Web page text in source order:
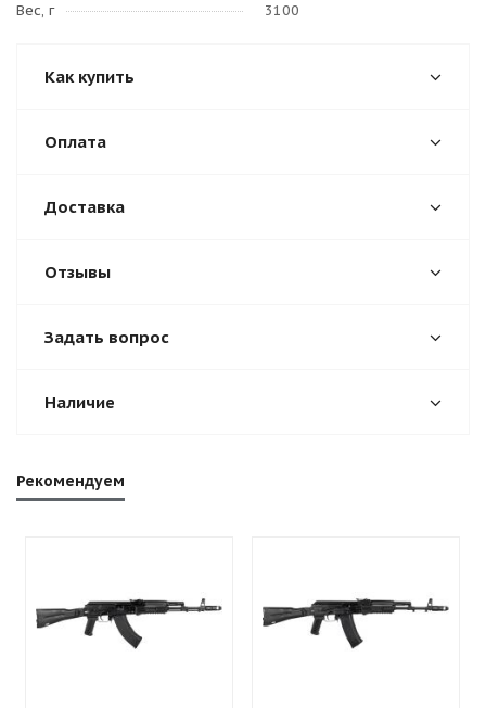
Вес, г
3100
Как купить
Оплата
Доставка
Отзывы
Задать вопрос
Наличие
Рекомендуем